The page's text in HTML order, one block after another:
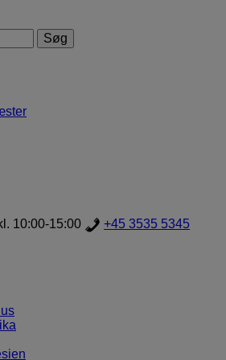
10:00-15:00 +45 3535 5345